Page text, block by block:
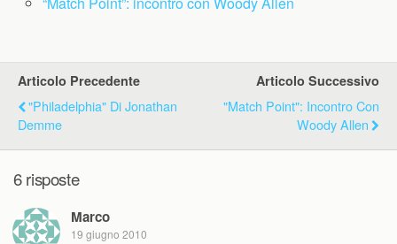
Articolo Precedente
"Philadelphia" Di Jonathan
Demme
Articolo Successivo
"Match Point": Incontro Con
Woody Allen
6 risposte
Marco
19 giugno 2010